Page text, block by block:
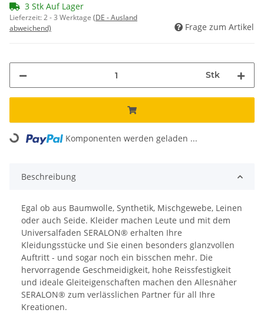
3 Stk Auf Lager
Lieferzeit:2 - 3 Werktage (DE - Ausland
abweichend)
Frage zum Artikel
Stk
Loading... Komponenten werden geladen ...
Beschreibung
Egal ob aus Baumwolle, Synthetik, Mischgewebe, Leinen
oder auch Seide. Kleider machen Leute und mit dem
Universalfaden SERALON® erhalten Ihre
Kleidungsstücke und Sie einen besonders glanzvollen
Auftritt - und sogar noch ein bisschen mehr. Die
hervorragende Geschmeidigkeit, hohe Reissfestigkeit
und ideale Gleiteigenschaften machen den Allesnäher
SERALON® zum verlässlichen Partner für all Ihre
Kreationen.